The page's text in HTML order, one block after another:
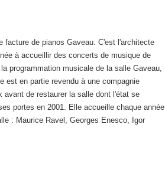
de pianos Gaveau. C'est l'architecte
à accueillir des concerts de musique de
programmation musicale de la salle Gaveau,
est en partie revendu à une compagnie
avant de restaurer la salle dont l'état se
portes en 2001. Elle accueille chaque année
: Maurice Ravel, Georges Enesco, Igor